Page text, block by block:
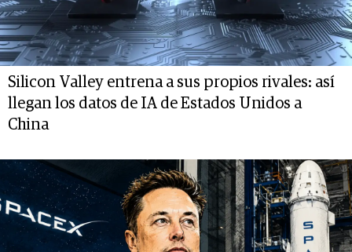
Silicon Valley entrena a sus propios rivales: así
llegan los datos de IA de Estados Unidos a
China